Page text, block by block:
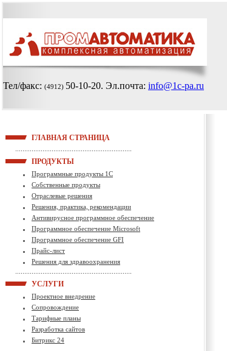
Тел/факс: (4912) 50-10-20. Эл.почта: info@1c-pa.ru
ГЛАВНАЯ СТРАНИЦА
ПРОДУКТЫ
Программные продукты 1С
Собственные продукты
Отраслевые решения
Решения, практика, рекомендации
Антивирусное программное обеспечение
Программное обеспечение Microsoft
Программное обеспечение GFI
Прайс-лист
Решения для здравоохранения
УСЛУГИ
Проектное внедрение
Сопровождение
Тарифные планы
Разработка сайтов
Битрикс 24